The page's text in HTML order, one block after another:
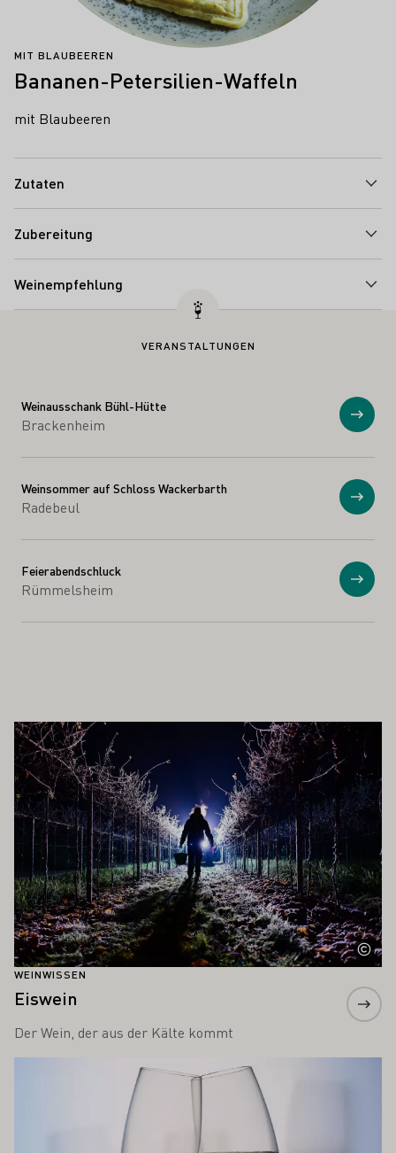
MIT BLAUBEEREN
Bananen-Petersilien-Waffeln
mit Blaubeeren
Zutaten
Zubereitung
Weinempfehlung
VERANSTALTUNGEN
Weinausschank Bühl-Hütte
Brackenheim
Weinsommer auf Schloss Wackerbarth
Radebeul
Feierabendschluck
Rümmelsheim
INTERESSIEREN
WEINWISSEN
Eiswein
Der Wein, der aus der Kälte kommt
Mehr erfahren